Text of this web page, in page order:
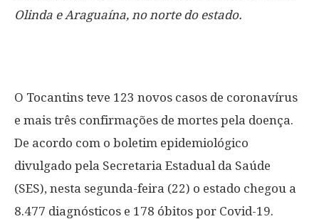
Olinda e Araguaína, no norte do estado.
O Tocantins teve 123 novos casos de coronavírus
e mais três confirmações de mortes pela doença.
De acordo com o boletim epidemiológico
divulgado pela Secretaria Estadual da Saúde
(SES), nesta segunda-feira (22) o estado chegou a
8.477 diagnósticos e 178 óbitos por Covid-19.